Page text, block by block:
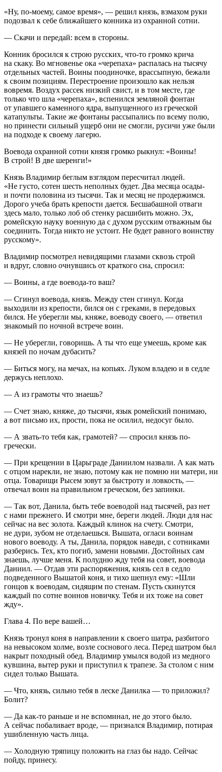
«Ну, по-моему, самое время», — решил князь, взмахом руки
подозвал к себе ближайшего конника из охранной сотни.
— Скачи и передай: всем в стороны.
Конник бросился к строю русских, что-то громко крича
на скаку. Во мгновенье ока «черепаха» распалась на тысячу
отдельных частей. Воины поодиночке, врассыпную, бежали
к своим позициям. Перестроение произошло как нельзя
вовремя. Воздух рассек низкий свист, и в том месте, где
только что шла «черепаха», вспенился земляной фонтан
от упавшего каменного ядра, выпущенного из греческой
катапульты. Такие же фонтаны рассыпались по всему полю,
но принести сильный ущерб они не смогли, русичи уже были
на подходе к своему лагерю.
Воевода охранной сотни князя громко рыкнул: «Воины!
В строй! В две шеренги!»
Князь Владимир беглым взглядом пересчитал людей.
«Не густо, сотен шесть неполных будет. Два месяца осады-
и почти половина из тысячи. Так и месяц не продержимся.
Дорого учеба брать крепости дается. Бесшабашной отваги
здесь мало, только лоб об стенку расшибить можно. Эх,
ромейскую науку военную да с духом русским отважным бы
соединить. Тогда никто не устоит. Не будет равного воинству
русскому».
Владимир посмотрел невидящими глазами сквозь строй
и вдруг, словно очнувшись от краткого сна, спросил:
— Воины, а где воевода-то ваш?
— Сгинул воевода, князь. Между стен сгинул. Когда
выходили из крепости, бился он с греками, в передовых
бился. Не уберегли мы, княже, воеводу своего, — ответил
знакомый по ночной встрече воин.
— Не уберегли, говоришь. А ты что еще умеешь, кроме как
князей по ночам дубасить?
— Биться могу, на мечах, на копьях. Луком владею и в седле
держусь неплохо.
— А из грамоты что знаешь?
— Счет знаю, княже, до тысячи, язык ромейский понимаю,
а вот письмо их, прости, пока не осилил, недосуг было.
— А звать-то тебя как, грамотей? — спросил князь по-
гречески.
— При крещении в Царьграде Даниилом назвали. А как мать
с отцом нарекли, не знаю, потому как не помню ни матери, ни
отца. Товарищи Рысем зовут за быстроту и ловкость, —
отвечал воин на правильном греческом, без запинки.
— Так вот, Данила, быть тебе воеводой над тысячей, раз нет
с нами прежнего. И смотри мне, береги людей. Люди для нас
сейчас на вес золота. Каждый клинок на счету. Смотри,
не дури, зубом не отделаешься. Вышата, огласи воинам
нового воеводу. А ты, Данила, порядок наведи, с сотниками
разберись. Тех, кто погиб, замени новыми. Достойных сам
знаешь, лучше меня. К полудню жду тебя на совет, воевода
Даниил. — Отдав эти распоряжения, князь сел в седло
подведенного Вышатой коня, и тихо шепнул ему: «Шли
гонцов к воеводам, сидящим по стенам. Пусть скинутся
каждый по сотне воинов новичку. Тебя и их тоже на совет
жду».
Глава 4. По вере вашей…
Князь тронул коня в направлении к своего шатра, разбитого
на невысоком холме, возле соснового леса. Перед шатром был
накрыт походный обед. Владимир умылся водой из медного
кувшина, вытер руки и приступил к трапезе. За столом с ним
сидел только Вышата.
— Что, князь, сильно тебя в леске Данилка — то приложил?
Болит?
— Да как-то раньше и не вспоминал, не до этого было.
А сейчас побаливает вроде, — признался Владимир, потирая
ушибленную часть лица.
— Холодную тряпицу положить на глаз бы надо. Сейчас
пойду, принесу.